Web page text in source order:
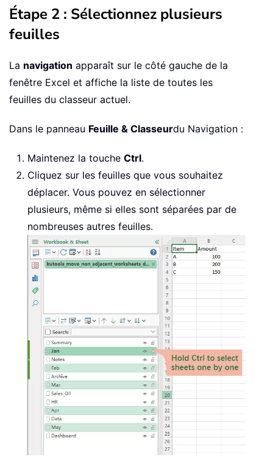
Étape 2 : Sélectionnez plusieurs
feuilles
La navigation apparaît sur le côté gauche de la
fenêtre Excel et affiche la liste de toutes les
feuilles du classeur actuel.
Dans le panneau Feuille & Classeurdu Navigation :
Maintenez la touche Ctrl.
Cliquez sur les feuilles que vous souhaitez
déplacer. Vous pouvez en sélectionner
plusieurs, même si elles sont séparées par de
nombreuses autres feuilles.